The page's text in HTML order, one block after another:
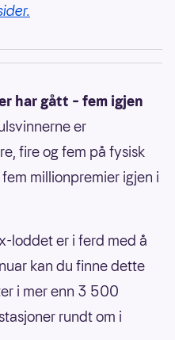
har gått – fem igjen
er
fire og fem på fysisk
millionpremier igjen i
loddet er i ferd med å
kan du finne dette
i mer enn 3 500
rundt om i